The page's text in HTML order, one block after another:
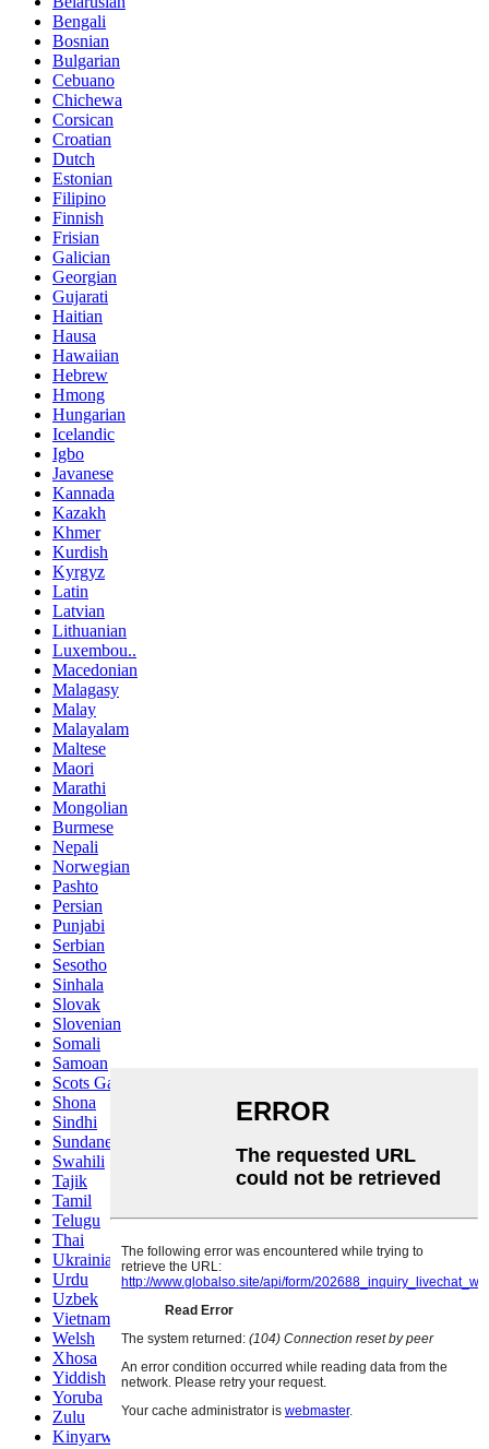
Bengali
Bosnian
Bulgarian
Cebuano
Chichewa
Corsican
Croatian
Dutch
Estonian
Filipino
Finnish
Frisian
Galician
Georgian
Gujarati
Haitian
Hausa
Hawaiian
Hebrew
Hmong
Hungarian
Icelandic
Igbo
Javanese
Kannada
Kazakh
Khmer
Kurdish
Kyrgyz
Latin
Latvian
Lithuanian
Luxembou..
Macedonian
Malagasy
Malay
Malayalam
Maltese
Maori
Marathi
Mongolian
Burmese
Nepali
Norwegian
Pashto
Persian
Punjabi
Serbian
Sesotho
Sinhala
Slovak
Slovenian
Somali
Samoan
Scots Gaelic
Shona
Sindhi
Sundanese
Swahili
Tajik
Tamil
Telugu
Thai
Ukrainian
Urdu
Uzbek
Vietnamese
Welsh
Xhosa
Yiddish
Yoruba
Zulu
Kinyarwanda